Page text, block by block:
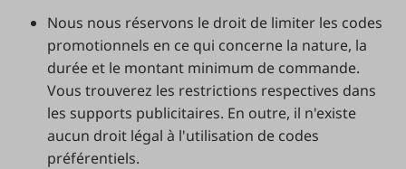
Nous nous réservons le droit de limiter les codes
promotionnels en ce qui concerne la nature, la
durée et le montant minimum de commande.
Vous trouverez les restrictions respectives dans
les supports publicitaires. En outre, il n'existe
aucun droit légal à l'utilisation de codes
préférentiels.